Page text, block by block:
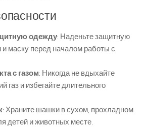
одежду: Наденьте защитную
и маску перед началом работы с
с газом: Никогда не вдыхайте
и избегайте длительного
: Храните шашки в сухом, прохладном
детей и животных месте.